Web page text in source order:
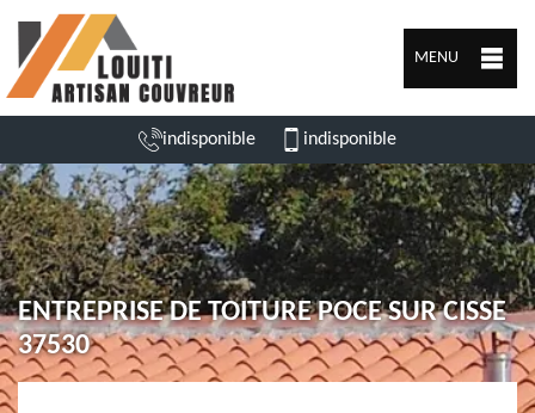
MENU
indisponible indisponible
ENTREPRISE DE TOITURE POCE SUR CISSE
37530